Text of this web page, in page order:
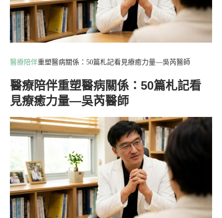
醫療陪伴重塑醫病關係：50篇札記看見療癒力量—吳芮醫師
醫療陪伴重塑醫病關係：50篇札記看
見療癒力量—吳芮醫師